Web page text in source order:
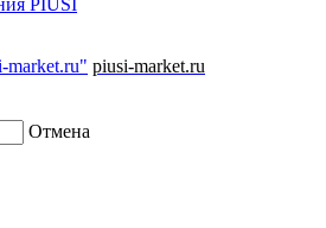
PIUSI
market.ru" piusi-market.ru
Отмена